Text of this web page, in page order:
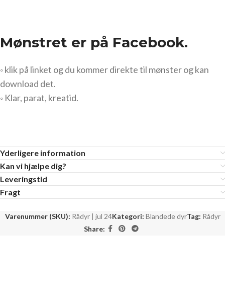
Mønstret er på Facebook.
◦ klik på linket og du kommer direkte til mønster og kan
download det.
◦ Klar, parat, kreatid.
Yderligere information
Kan vi hjælpe dig?
Leveringstid
Fragt
Varenummer (SKU): Rådyr | jul 24Kategori: Blandede dyrTag: Rådyr
Share: